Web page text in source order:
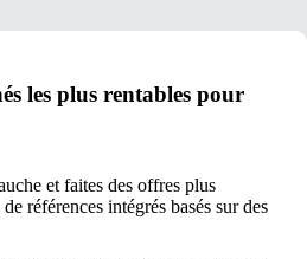
les plus rentables pour
et faites des offres plus
références intégrés basés sur des